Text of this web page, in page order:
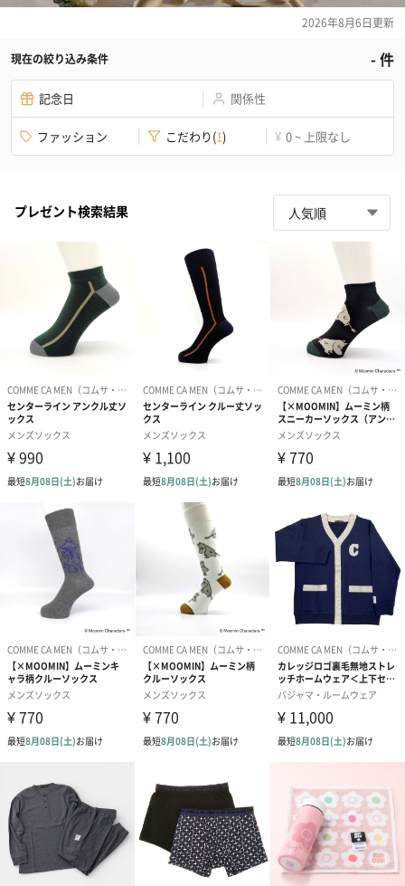
2026年8月6日更新
現在の絞り込み条件 -件
記念日 関係性
ファッション こだわり(1) ¥ 0 ~ 上限なし
プレゼント検索結果